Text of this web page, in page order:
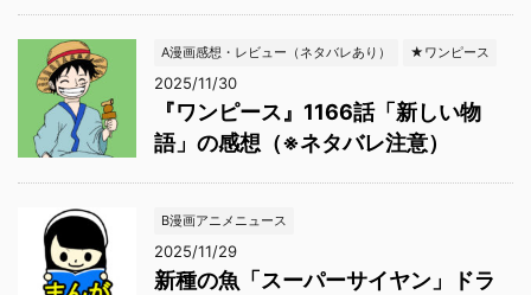
A漫画感想・レビュー（ネタバレあり） ★ワンピース
2025/11/30
『ワンピース』1166話「新しい物
語」の感想（※ネタバレ注意）
B漫画アニメニュース
2025/11/29
新種の魚「スーパーサイヤン」ドラ